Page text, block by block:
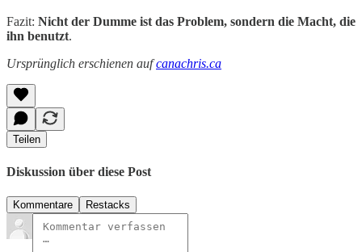
Fazit: Nicht der Dumme ist das Problem, sondern die Macht, die
ihn benutzt.
Ursprünglich erschienen aufcanachris.ca
Teilen
Diskussion über diese Post
Kommentare Restacks